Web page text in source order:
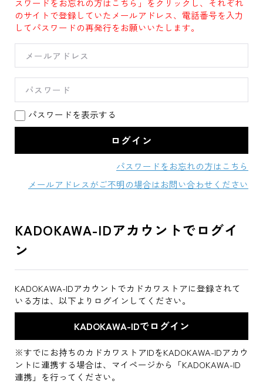
スワードをお忘れの方はこちら」をクリックし、それぞれ
のサイトで登録していたメールアドレス、電話番号を入力
してパスワードの再発行をお願いいたします。
パスワードを表示する
パスワードをお忘れの方はこちら
メールアドレスがご不明の場合はお問い合わせください
KADOKAWA-IDアカウントでログイ
ン
KADOKAWA-IDアカウントでカドカワストアに登録されて
いる方は、以下よりログインしてください。
※すでにお持ちのカドカワストアIDをKADOKAWA-IDアカウ
ントに連携する場合は、マイページから「KADOKAWA-ID
連携」を行ってください。